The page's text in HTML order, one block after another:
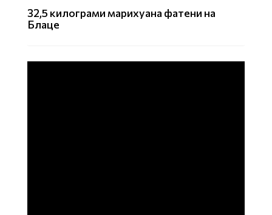
32,5 килограми марихуана фатени на
Блаце